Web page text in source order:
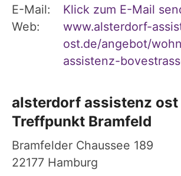
E-Mail:
Klick zum E-Mail
Web:
www.alsterdorf-
ost.de/angebot/
assistenz-
alsterdorf assistenz ost
Treffpunkt Bramfeld
Bramfelder Chaussee 189
22177 Hamburg